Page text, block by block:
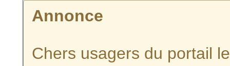
Annonce
Chers usagers du portail